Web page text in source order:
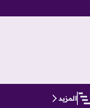
المزيد